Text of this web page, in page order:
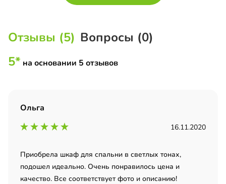
Отзывы (5) Вопросы (0)
5* на основании 5 отзывов
Ольга
16.11.2020
Приобрела шкаф для спальни в светлых тонах,
подошел идеально. Очень понравилось цена и
качество. Все соответствует фото и описанию!